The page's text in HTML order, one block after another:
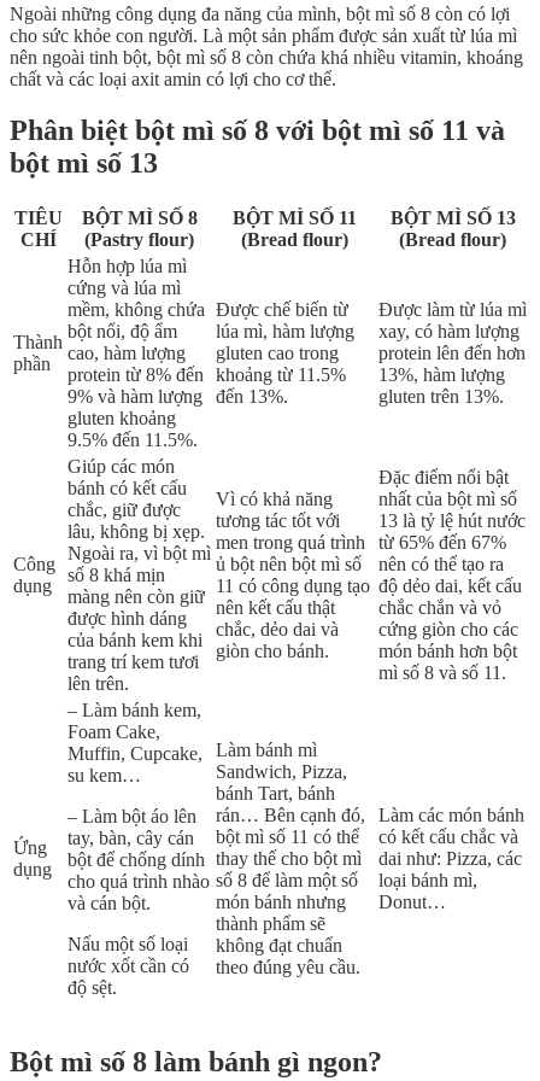
Ngoài những công dụng đa năng của mình, bột mì số 8 còn có lợi
cho sức khỏe con người. Là một sản phẩm được sản xuất từ lúa mì
nên ngoài tinh bột, bột mì số 8 còn chứa khá nhiều vitamin, khoáng
chất và các loại axit amin có lợi cho cơ thể.
Phân biệt bột mì số 8 với bột mì số 11 và
bột mì số 13
TIÊU
CHÍ
BỘT MÌ SỐ 8
(Pastry flour)
BỘT MÌ SỐ 11
(Bread flour)
BỘT MÌ SỐ 13
(Bread flour)
Thành
phần
Hỗn hợp lúa mì
cứng và lúa mì
mềm, không chứa
bột nổi, độ ẩm
cao, hàm lượng
protein từ 8% đến
9% và hàm lượng
gluten khoảng
9.5% đến 11.5%.
Được chế biến từ
lúa mì, hàm lượng
gluten cao trong
khoảng từ 11.5%
đến 13%.
Được làm từ lúa mì
xay, có hàm lượng
protein lên đến hơn
13%, hàm lượng
gluten trên 13%.
Công
dụng
Giúp các món
bánh có kết cấu
chắc, giữ được
lâu, không bị xẹp.
Ngoài ra, vì bột mì
số 8 khá mịn
màng nên còn giữ
được hình dáng
của bánh kem khi
trang trí kem tươi
lên trên.
Vì có khả năng
tương tác tốt với
men trong quá trình
ủ bột nên bột mì số
11 có công dụng tạo
nên kết cấu thật
chắc, dẻo dai và
giòn cho bánh.
Đặc điểm nổi bật
nhất của bột mì số
13 là tỷ lệ hút nước
từ 65% đến 67%
nên có thể tạo ra
độ dẻo dai, kết cấu
chắc chắn và vỏ
cứng giòn cho các
món bánh hơn bột
mì số 8 và số 11.
Ứng
dụng
– Làm bánh kem,
Foam Cake,
Muffin, Cupcake,
su kem…
– Làm bột áo lên
tay, bàn, cây cán
bột để chống dính
cho quá trình nhào
và cán bột.
Nấu một số loại
nước xốt cần có
độ sệt.
Làm bánh mì
Sandwich, Pizza,
bánh Tart, bánh
rán… Bên cạnh đó,
bột mì số 11 có thể
thay thế cho bột mì
số 8 để làm một số
món bánh nhưng
thành phẩm sẽ
không đạt chuẩn
theo đúng yêu cầu.
Làm các món bánh
có kết cấu chắc và
dai như: Pizza, các
loại bánh mì,
Donut…
Bột mì số 8 làm bánh gì ngon?